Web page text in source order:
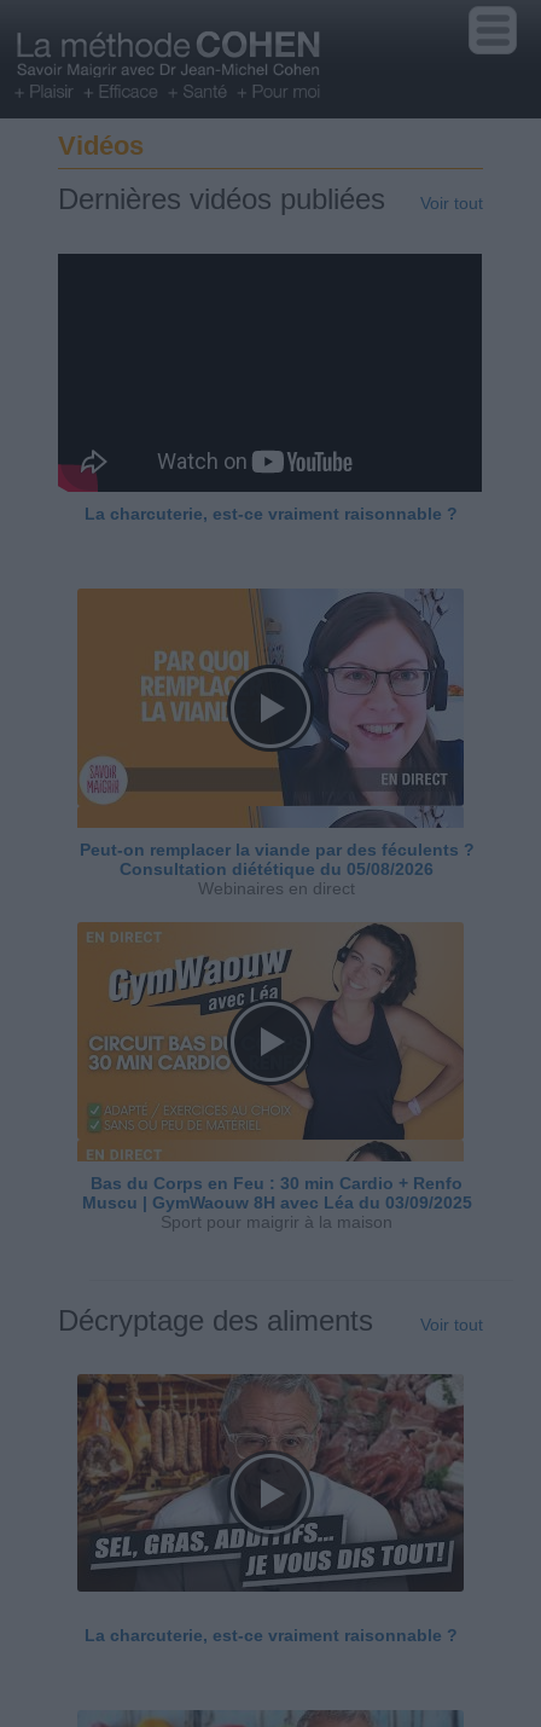
Vidéos
Dernières vidéos publiées Voir tout
La charcuterie, est-ce vraiment raisonnable ?
Peut-on remplacer la viande par des féculents ?
Consultation diététique du 05/08/2026
Webinaires en direct
Bas du Corps en Feu : 30 min Cardio + Renfo
Muscu | GymWaouw 8H avec Léa du 03/09/2025
Sport pour maigrir à la maison
Décryptage des aliments Voir tout
La charcuterie, est-ce vraiment raisonnable ?